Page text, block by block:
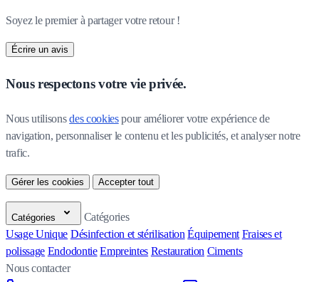
Soyez le premier à partager votre retour !
Écrire un avis
Nous respectons votre vie privée.
Nous utilisons des cookies pour améliorer votre expérience de
navigation, personnaliser le contenu et les publicités, et analyser notre
trafic.
Gérer les cookies Accepter tout
Catégories
Catégories
Usage Unique Désinfection et stérilisation Équipement Fraises et
polissage Endodontie Empreintes Restauration Ciments
Nous contacter